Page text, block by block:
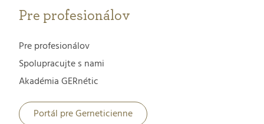
Pre profesionálov
Pre profesionálov
Spolupracujte s nami
Akadémia GERnétic
Portál pre Gerneticienne